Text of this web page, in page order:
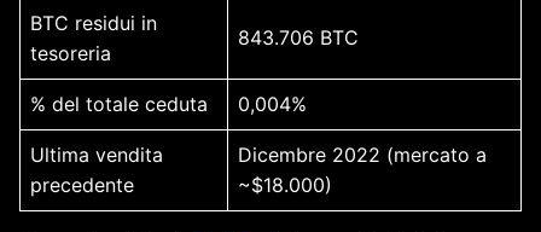
BTC residui in
tesoreria
843.706 BTC
% del totale ceduta 0,004%
Ultima vendita
precedente
Dicembre 2022 (mercato a
~$18.000)